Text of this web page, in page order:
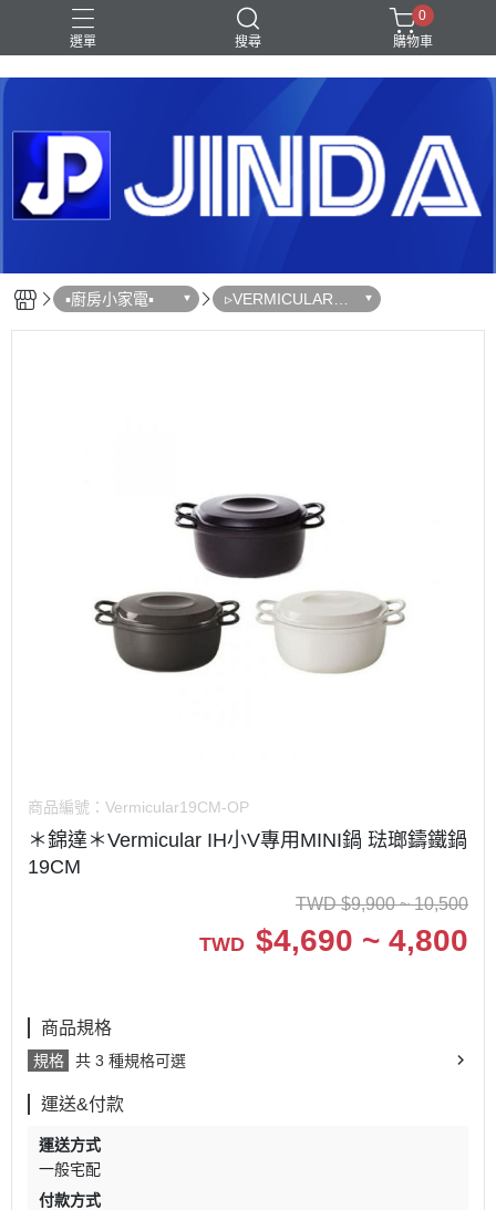
選單 搜尋
Shark｜Ninja 滾筒洗衣機 除濕機 電視
0
購物車
▪︎廚房小家電▪︎
▹VERMICULAR｜
日本鑄鐵鍋
商品編號： Vermicular19CM-OP
＊錦達＊Vermicular IH小V專用MINI鍋 琺瑯鑄鐵鍋
19CM
TWD $9,900 ~ 10,500
TWD $4,690 ~ 4,800
商品規格
規格 共 3 種規格可選
運送&付款
運送方式
一般宅配
付款方式